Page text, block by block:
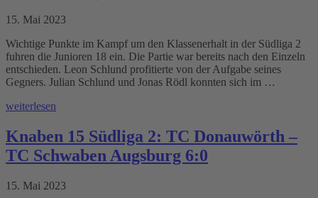
15. Mai 2023
Wichtige Punkte im Kampf um den Klassenerhalt in der Südliga 2
fuhren die Junioren 18 ein. Die Partie war bereits nach den Einzeln
entschieden. Leon Schlund profitierte von der Aufgabe seines
Gegners. Julian Schlund und Jonas Rödl konnten sich im …
weiterlesen
Knaben 15 Südliga 2: TC Donauwörth –
TC Schwaben Augsburg 6:0
15. Mai 2023